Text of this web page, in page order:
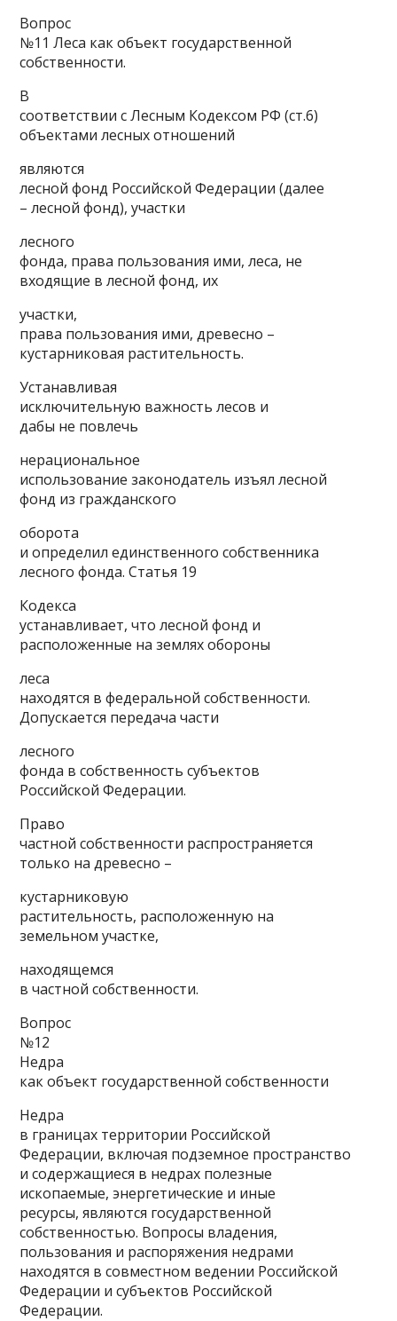
Вопрос
№11 Леса как объект государственной
собственности.
В
соответствии с Лесным Кодексом РФ (ст.6)
объектами лесных отношений
являются
лесной фонд Российской Федерации (далее
– лесной фонд), участки
лесного
фонда, права пользования ими, леса, не
входящие в лесной фонд, их
участки,
права пользования ими, древесно –
кустарниковая растительность.
Устанавливая
исключительную важность лесов и
дабы не повлечь
нерациональное
использование законодатель изъял лесной
фонд из гражданского
оборота
и определил единственного собственника
лесного фонда. Статья 19
Кодекса
устанавливает, что лесной фонд и
расположенные на землях обороны
леса
находятся в федеральной собственности.
Допускается передача части
лесного
фонда в собственность субъектов
Российской Федерации.
Право
частной собственности распространяется
только на древесно –
кустарниковую
растительность, расположенную на
земельном участке,
находящемся
в частной собственности.
Вопрос
№12
Недра
как объект государственной собственности
Недра
в границах территории Российской
Федерации, включая подземное пространство
и содержащиеся в недрах полезные
ископаемые, энергетические и иные
ресурсы, являются государственной
собственностью. Вопросы владения,
пользования и распоряжения недрами
находятся в совместном ведении Российской
Федерации и субъектов Российской
Федерации.